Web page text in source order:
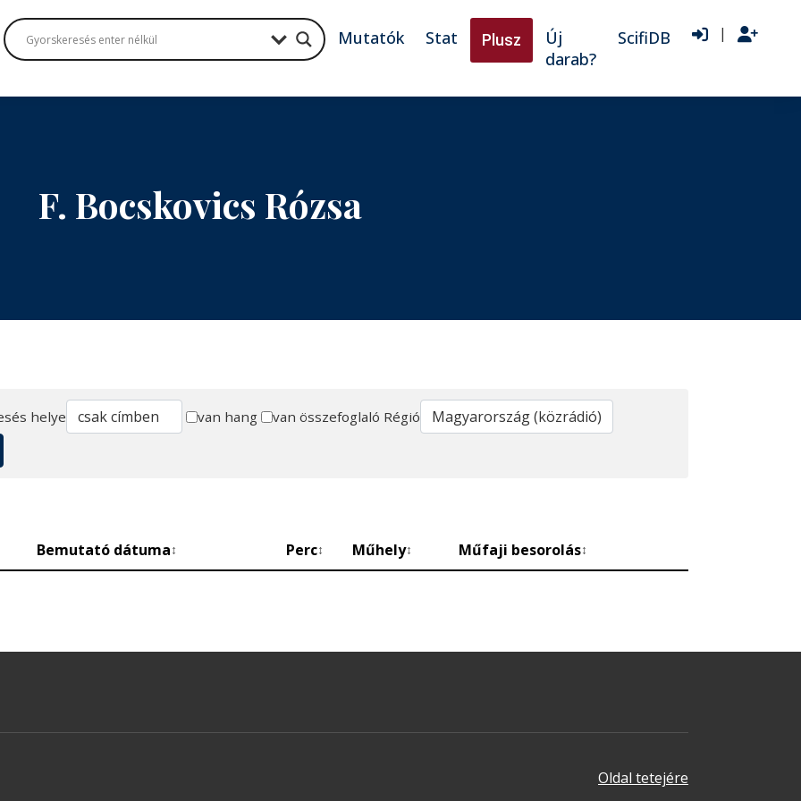
Mutatók Stat Plusz
Új
darab?
ScifiDB |
F. Bocskovics Rózsa
helye van hang van összefoglaló Régió
Bemutató dátuma↕ Perc↕ Műhely↕ Műfaji besorolás↕
Oldal tetejére